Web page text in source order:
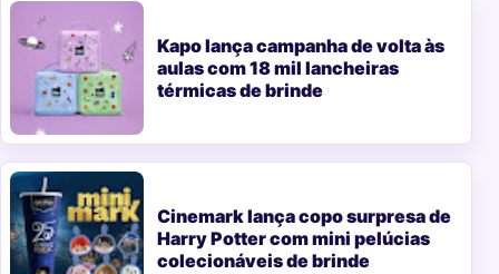
Kapo lança campanha de volta às
aulas com 18 mil lancheiras
térmicas de brinde
Cinemark lança copo surpresa de
Harry Potter com mini pelúcias
colecionáveis de brinde